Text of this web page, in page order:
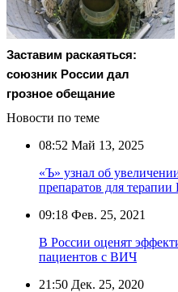
Заставим раскаяться:
союзник России дал
грозное обещание
Новости по теме
08:52 Май 13, 2025
«Ъ» узнал об
препаратов для
09:18 Фев. 25, 2021
В России оценят
пациентов с ВИЧ
21:50 Дек. 25, 2020